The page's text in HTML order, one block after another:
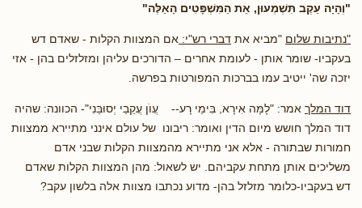
"וְהָיָה עֵקֶב תִּשְׁמְעוּן, אֵת הַמִּשְׁפָּטִים הָאֵלֶּה"
"נתיבות שלום "מביא את דברי רש"י: אם המצוות הקלות - שאדם דש
בעקביו- שומר אותן - לעומת אחרים – הדורכים עליהן ומזלזלים בהן - אזי
יזכה שה' ייטיב עמו בברכות המפורטות בפרשה.
דוד המלך אמר: "לָמָּה אִירָא, בִּימֵי רָע-- עֲוֺן עֲקֵבַי יְסוּבֵּנִי"- הכוונה: שהיה
דוד המלך חושש מיום הדין ואומר: ריבונו של עולם אינני מתיירא ממצוות
חמורות שבתורה - אלא אני מתיירא מהמצוות הקלות שבני אדם
משליכים אותן מתחת עקביהם. יש לשאול: מהן המצוות הקלות שאדם
דש בעקביו-כלומר מזלזל בהן- מדוע נכתבו מצוות אלה בלשון עקב?